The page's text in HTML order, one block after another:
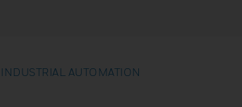
INDUSTRIAL AUTOMATION